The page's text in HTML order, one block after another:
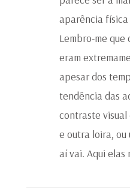
aparência
Lembro-me que
eram
apesar dos
tendência das
contraste visual
e outra loira, ou
aí vai. Aqui elas